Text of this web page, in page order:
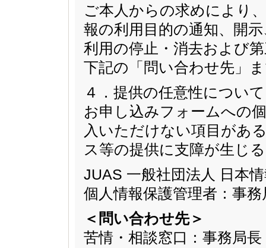
ご本人からの求めにより
報の利用目的の通知、開
利用の停止・消去および
下記の「問い合わせ先」
４．提供の任意性について
お申し込みフォームへの
入いただけない項目があ
ス等の提供に支障が生じ
JUAS 一般社団法人 日本
個人情報保護管理者：事
＜問い合わせ先＞
苦情・相談窓口：事務